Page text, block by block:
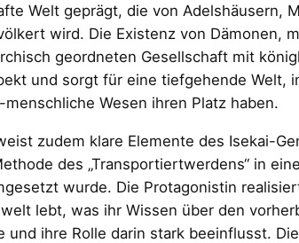
Welt geprägt, die von Adelshäusern,
wird. Die Existenz von Dämonen,
geordneten Gesellschaft mit
und sorgt für eine tiefgehende Welt,
Wesen ihren Platz haben.
zudem klare Elemente des Isekai-
des „Transportiertwerdens“ in
wurde. Die Protagonistin
lebt, was ihr Wissen über den
und ihre Rolle darin stark beeinflusst.